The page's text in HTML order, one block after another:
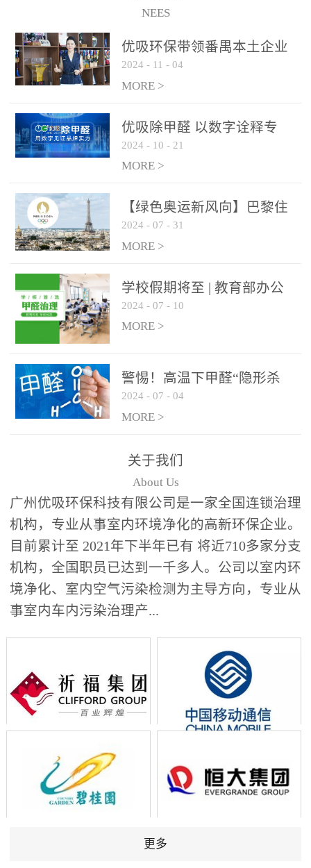
NEES
优吸环保带领番禺本​土企业
勇敢破局向“新”
2024 - 11 - 04
MORE >
优吸除甲醛 以数字诠释专
业，尽显除醛品牌实力！
2024 - 10 - 21
MORE >
【绿色奥运新风向】巴黎住
宿风波：优吸环保共建健康
绿色家居
2024 - 07 - 31
MORE >
学校假期将至 | 教育部办公
厅关于加强学校新建校舍室
内空气质量管理通知
2024 - 07 - 10
MORE >
警惕！高温下甲醛“隐形杀
手”来袭，你的家安全吗？
2024 - 07 - 04
MORE >
关于我们
About Us
广州优吸环保科技有限公司是一家全国连锁治理
机构，专业从事室内环境净化的高新环保企业。
目前累计至 2021年下半年已有 将近710多家分支
机构，全国职员已达到一千多人。公司以室内环
境净化、室内空气污染检测为主导方向，专业从
事室内车内污染治理产...
更多